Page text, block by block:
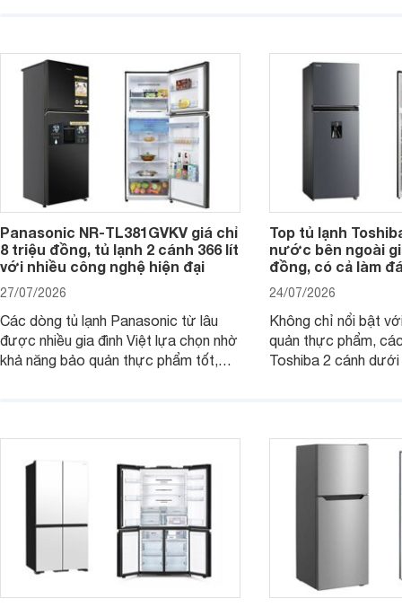
nhiều công nghệ.
Panasonic NR-TL381GVKV giá chỉ
8 triệu đồng, tủ lạnh 2 cánh 366 lít
với nhiều công nghệ hiện đại
27/07/2026
Các dòng tủ lạnh Panasonic từ lâu
được nhiều gia đình Việt lựa chọn nhờ
khả năng bảo quản thực phẩm tốt,
phân khúc khiến không ít người dùng
phải cân nhắc. Trên thị trường hiện
Top tủ lạnh
nước bên ngoài
đồng, có cả làm
24/07/2026
Không chỉ nổi bật
quản thực phẩm,
Toshiba 2 cánh